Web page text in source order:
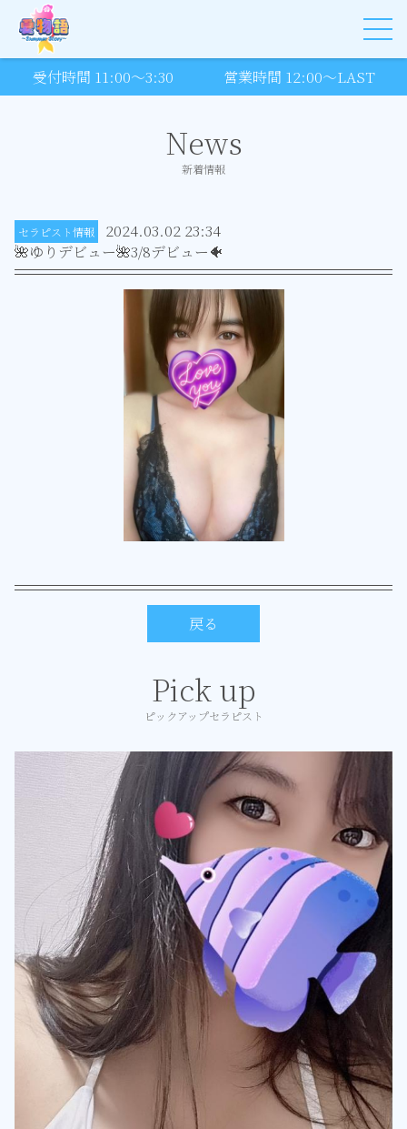
受付時間 11:00～3:30 営業時間 12:00～LAST
News
新着情報
セラピスト情報
2024.03.02 23:34
🌺ゆりデビュー🌺3/8デビュー🐠
戻る
Pick up
ピックアップセラピスト